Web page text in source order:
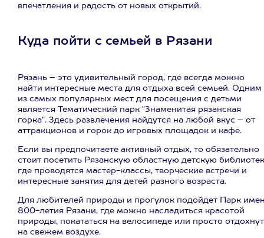
впечатления и радость от новых открытий.
Куда пойти с семьей в Рязани
Рязань – это удивительный город, где всегда можно
найти интересные места для отдыха всей семьей. Одним
из самых популярных мест для посещения с детьми
является Тематический парк "Знаменитая рязанская
горка". Здесь развлечения найдутся на любой вкус – от
аттракционов и горок до игровых площадок и кафе.
Если вы предпочитаете активный отдых, то обязательно
стоит посетить Рязанскую областную детскую
где проводятся мастер-классы, творческие встречи и
интересные занятия для детей разного возраста.
Для любителей природы и прогулок подойдет Парк
800-летия Рязани, где можно насладиться красотой
природы, покататься на велосипеде или просто
на свежем воздухе.